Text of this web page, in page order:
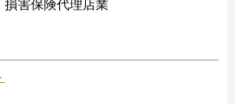
害保険代理店業